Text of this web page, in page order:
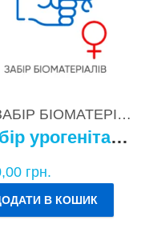
0. ЗАБІР БІОМАТЕРІАЛІВ
Забір урогенітального БМ у жінок
грн.
В КОШИК